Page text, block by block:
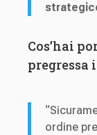
Cos’hai
pregressa
ordine